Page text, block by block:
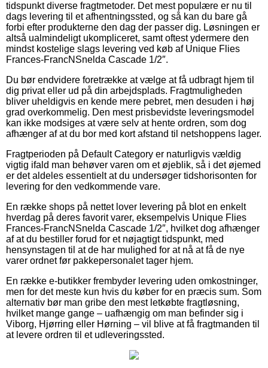
tidspunkt diverse fragtmetoder. Det mest populære er nu til
dags levering til et afhentningssted, og så kan du bare gå
forbi efter produkterne den dag der passer dig. Løsningen er
altså ualmindeligt ukompliceret, samt oftest ydermere den
mindst kostelige slags levering ved køb af Unique Flies
Frances-FrancNSnelda Cascade 1/2″.
Du bør endvidere foretrække at vælge at få udbragt hjem til
dig privat eller ud på din arbejdsplads. Fragtmuligheden
bliver uheldigvis en kende mere pebret, men desuden i høj
grad overkommelig. Den mest prisbevidste leveringsmodel
kan ikke modsiges at være selv at hente ordren, som dog
afhænger af at du bor med kort afstand til netshoppens lager.
Fragtperioden på Default Category er naturligvis vældig
vigtig ifald man behøver varen om et øjeblik, så i det øjemed
er det aldeles essentielt at du undersøger tidshorisonten for
levering for den vedkommende vare.
En række shops på nettet lover levering på blot en enkelt
hverdag på deres favorit varer, eksempelvis Unique Flies
Frances-FrancNSnelda Cascade 1/2″, hvilket dog afhænger
af at du bestiller forud for et nøjagtigt tidspunkt, med
hensynstagen til at de har mulighed for at nå at få de nye
varer ordnet før pakkepersonalet tager hjem.
En række e-butikker frembyder levering uden omkostninger,
men for det meste kun hvis du køber for en præcis sum. Som
alternativ bør man gribe den mest letkøbte fragtløsning,
hvilket mange gange – uafhængig om man befinder sig i
Viborg, Hjørring eller Hørning – vil blive at få fragtmanden til
at levere ordren til et udleveringssted.